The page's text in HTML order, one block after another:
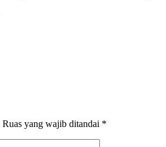
Ruas yang wajib ditandai *